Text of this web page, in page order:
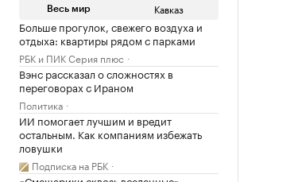
Весь мир Кавказ
Больше прогулок, свежего воздуха и
отдыха: квартиры рядом с парками
РБК и ПИК Серия плюс
Вэнс рассказал о сложностях в
переговорах с Ираном
Политика
ИИ помогает лучшим и вредит
остальным. Как компаниям избежать
ловушки
Подписка на РБК